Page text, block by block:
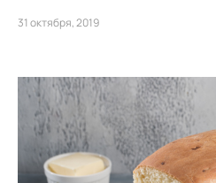
31 октября, 2019